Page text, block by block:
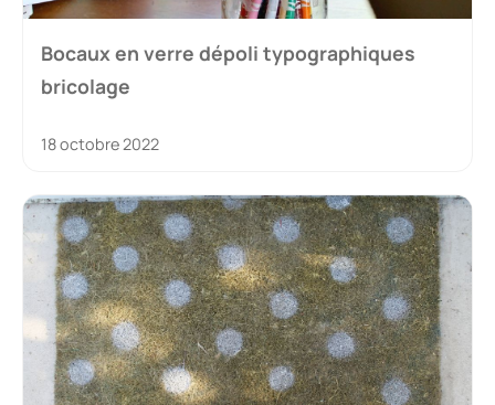
Bocaux en verre dépoli typographiques
bricolage
18 octobre 2022